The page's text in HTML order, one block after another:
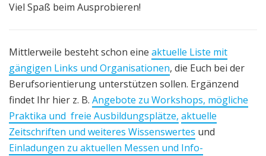
Viel Spaß beim Ausprobieren!
Mittlerweile besteht schon eine aktuelle Liste mit
gängigen Links und Organisationen, die Euch bei der
Berufsorientierung unterstützen sollen. Ergänzend
findet Ihr hier z. B. Angebote zu Workshops, mögliche
Praktika und freie Ausbildungsplätze, aktuelle
Zeitschriften und weiteres Wissenswertes und
Einladungen zu aktuellen Messen und Info-